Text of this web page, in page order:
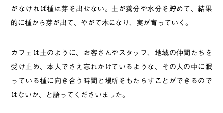
がなければ種は芽を出せない。土が養分や水分を貯めて、結果
的に種から芽が出て、やがて木になり、実が育っていく。
カフェは土のように、お客さんやスタッフ、地域の仲間たちを
受け止め、本人でさえ忘れかけているような、その人の中に眠
っている種に向き合う時間と場所をもたらすことができるので
はないか、と語ってくださいました。